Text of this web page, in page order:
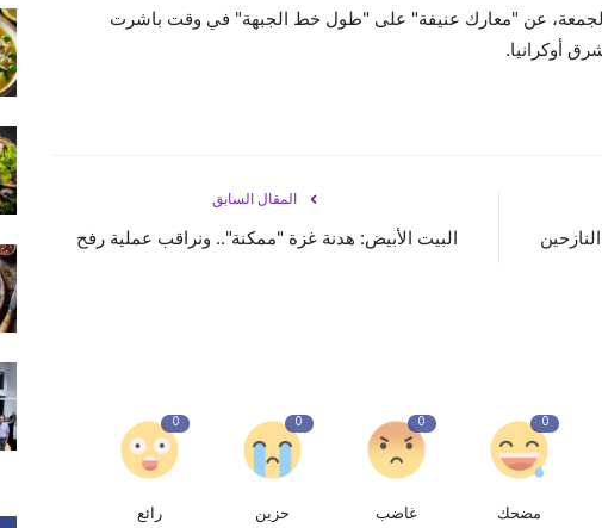
الجمعة، عن "معارك عنيفة" على "طول خط الجبهة" في وقت باشرت
أوكرانيا.
المقال السابق
البيت الأبيض: هدنة غزة "ممكنة".. ونراقب عملية رفح
0
مضحك
0
غاضب
0
حزين
0
رائع